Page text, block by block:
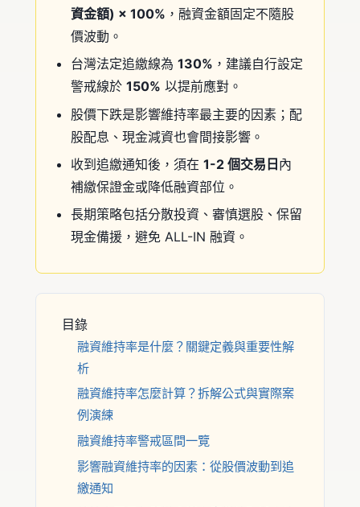
資金額) × 100% ，融資金額固定不隨股
價波動。
台灣法定追繳線為130% ，建議自行設定
警戒線於150% 以提前應對。
股價下跌是影響維持率最主要的因素；配
股配息、現金減資也會間接影響。
收到追繳通知後，須在1-2 個交易日 內
補繳保證金或降低融資部位。
長期策略包括分散投資、審慎選股、保留
現金備援，避免 ALL-IN 融資。
目錄
融資維持率是什麼？關鍵定義與重要性解
析
融資維持率怎麼計算？拆解公式與實際案
例演練
融資維持率警戒區間一覽
影響融資維持率的因素：從股價波動到追
繳通知